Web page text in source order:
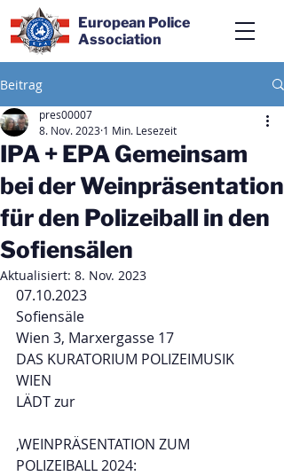
European Police
Association
Beitrag
IPA + EPA Gemeinsam
bei der Weinpräsentation
für den Polizeiball in den
Sofiensälen
pres00007
8. Nov. 2023 1 Min. Lesezeit
Aktualisiert: 8. Nov. 2023
07.10.2023
Sofiensäle
Wien 3, Marxergasse 17
DAS KURATORIUM POLIZEIMUSIK
WIEN
LÄDT zur
,WEINPRÄSENTATION ZUM
POLIZEIBALL 2024: